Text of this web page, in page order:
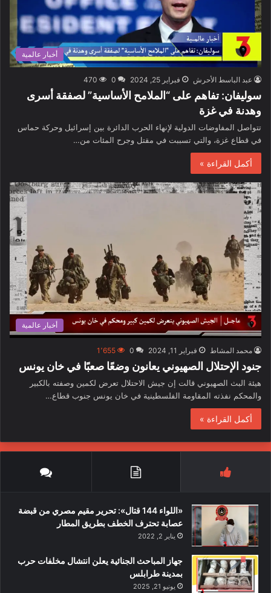
أخبار عالمية
عبد الباسط الأحرش فبراير 25, 2024 0
470
سوليفان: تفاهم على “الملامح الأساسية” لصفقة أسرى
وهدنة في غزة
تتواصل المفاوضات الدولية لإنهاء الحرب الدائرة بين إسرائيل وحركة حماس
في قطاع غزة، والتي تسببت في مقتل وجرح المئات من…
أكمل القراءة »
أخبار عالمية
محمد المشاط فبراير 11, 2024 0 1٬655
جنود الإحتلال الصهيوني يعانون وضعًا صعبًا في خان يونس
هيئة البث الصهيوني قالت إن جيش الاحتلال تعرض لكمين وصفته بالكبير
والمحكم نفذته المقاومة الفلسطينية في خان يونس جنوب قطاع…
أكمل القراءة »
«اللواء 144 قتال»: تحرير مقيم مصري من قبضة
عصابة تحترف الخطف بطريق المطار
يناير 2, 2022
جهاز المباحث الجنائية يعلن انتشال مخلفات حرب
بمدينة طرابلس
يونيو 21, 2025